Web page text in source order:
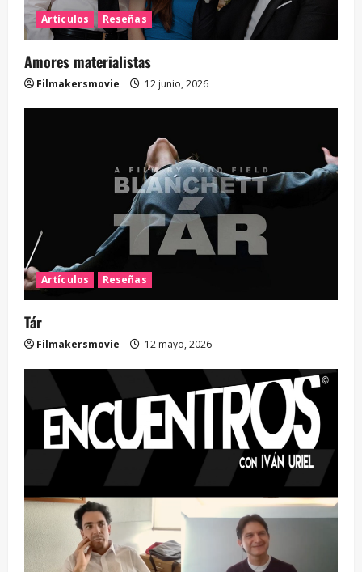
Artículos Reseñas
Amores materialistas
Filmakersmovie 12 junio, 2026
Artículos Reseñas
Tár
Filmakersmovie 12 mayo, 2026